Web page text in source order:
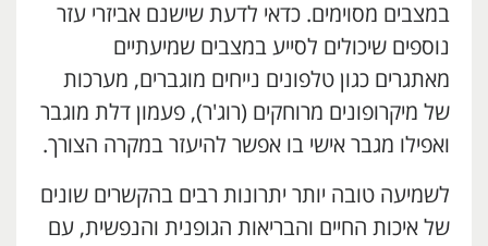
במצבים מסוימים. כדאי לדעת שישנם אביזרי עזר
נוספים שיכולים לסייע במצבים שמיעתיים
מאתגרים כגון טלפונים נייחים מוגברים, מערכות
של מיקרופונים מרוחקים (רוג'ר), פעמון דלת מוגבר
ואפילו מגבר אישי בו אפשר להיעזר במקרה הצורך.
לשמיעה טובה יותר יתרונות רבים בהקשרים שונים
של איכות החיים והבריאות הגופנית והנפשית, עם